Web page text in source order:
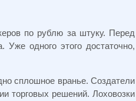
по рублю за штуку. Перед
одного этого достаточно,
сплошное вранье. Создатели
торговых решений. Лоховозки